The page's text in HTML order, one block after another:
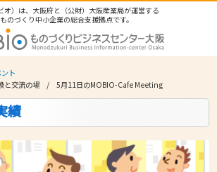
オ）は、大阪府と（公財）大阪産業局が運営する
のづくり中小企業の総合支援拠点です。
ト
と交流の場 / 5月11日のMOBIO-Cafe Meeting
績